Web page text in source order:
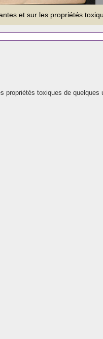
propriétés toxiques de quelques